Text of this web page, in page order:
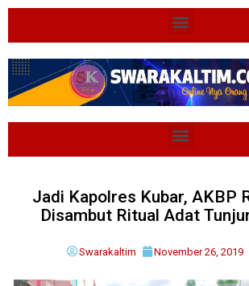
Jadi Kapolres Kubar, AKBP
Disambut Ritual Adat
Swarakaltim November 26, 2019